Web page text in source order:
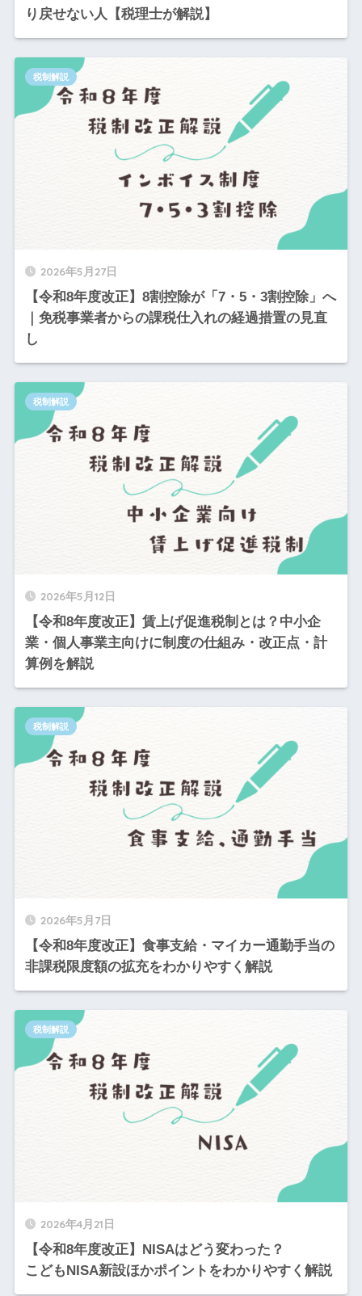
り戻せない人【税理士が解説】
2026年5月27日
【令和8年度改正】8割控除が「7・5・3割控除」へ
｜免税事業者からの課税仕入れの経過措置の見直
し
税制解説
2026年5月12日
【令和8年度改正】賃上げ促進税制とは？中小企
業・個人事業主向けに制度の仕組み・改正点・計
算例を解説
税制解説
2026年5月7日
【令和8年度改正】食事支給・マイカー通勤手当の
非課税限度額の拡充をわかりやすく解説
税制解説
2026年4月21日
【令和8年度改正】NISAはどう変わった？
こどもNISA新設ほかポイントをわかりやすく解説
税制解説